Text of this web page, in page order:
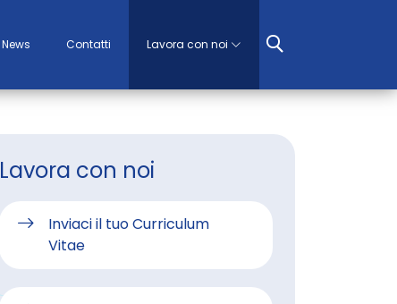
News Contatti Lavora con noi
Lavora con noi
Inviaci il tuo Curriculum
Vitae